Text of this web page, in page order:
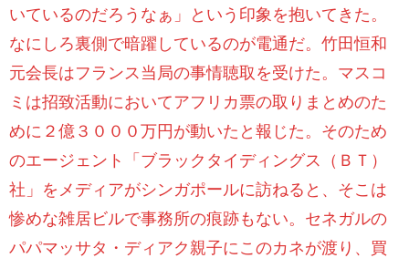
いているのだろうなぁ」という印象を抱いてきた。
なにしろ裏側で暗躍しているのが電通だ。竹田恒和
元会長はフランス当局の事情聴取を受けた。マスコ
ミは招致活動においてアフリカ票の取りまとめのた
めに２億３０００万円が動いたと報じた。そのため
のエージェント「ブラックタイディングス（ＢＴ）
社」をメディアがシンガポールに訪ねると、そこは
惨めな雑居ビルで事務所の痕跡もない。セネガルの
パパマッサタ・ディアク親子にこのカネが渡り、買